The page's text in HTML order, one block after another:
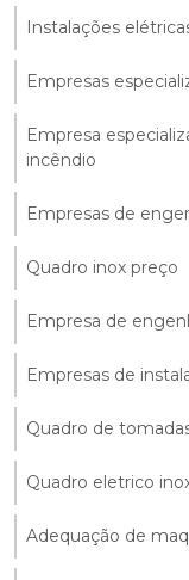
Instalações
Empresas
Empresa
incêndio
Empresas de
Quadro inox preço
Empresa de
Empresas de
Quadro de
Quadro eletrico
Adequação de